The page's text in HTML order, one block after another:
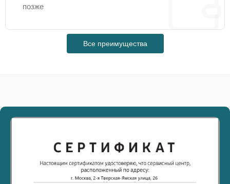
позже
Все преимущества